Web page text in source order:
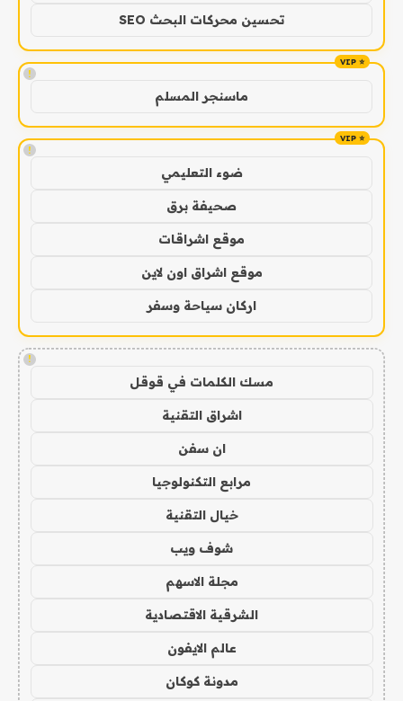
تحسين محركات البحث SEO
!
ماسنجر المسلم
!
ضوء التعليمي
صحيفة برق
موقع اشراقات
موقع اشراق اون لاين
اركان سياحة وسفر
!
مسك الكلمات في قوقل
اشراق التقنية
ان سفن
مرابع التكنولوجيا
خيال التقنية
شوف ويب
مجلة الاسهم
الشرقية الاقتصادية
عالم الايفون
مدونة كوكان